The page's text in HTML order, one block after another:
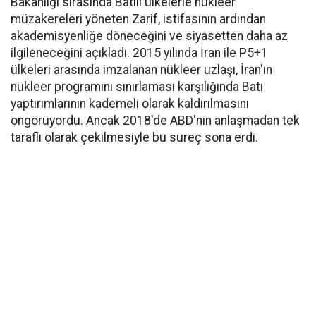
müzakereleri yöneten Zarif, istifasının ardından
akademisyenliğe döneceğini ve siyasetten daha az
ilgileneceğini açıkladı. 2015 yılında İran ile P5+1
ülkeleri arasında imzalanan nükleer uzlaşı, İran'ın
nükleer programını sınırlaması karşılığında Batı
yaptırımlarının kademeli olarak kaldırılmasını
öngörüyordu. Ancak 2018'de ABD'nin anlaşmadan tek
taraflı olarak çekilmesiyle bu süreç sona erdi.